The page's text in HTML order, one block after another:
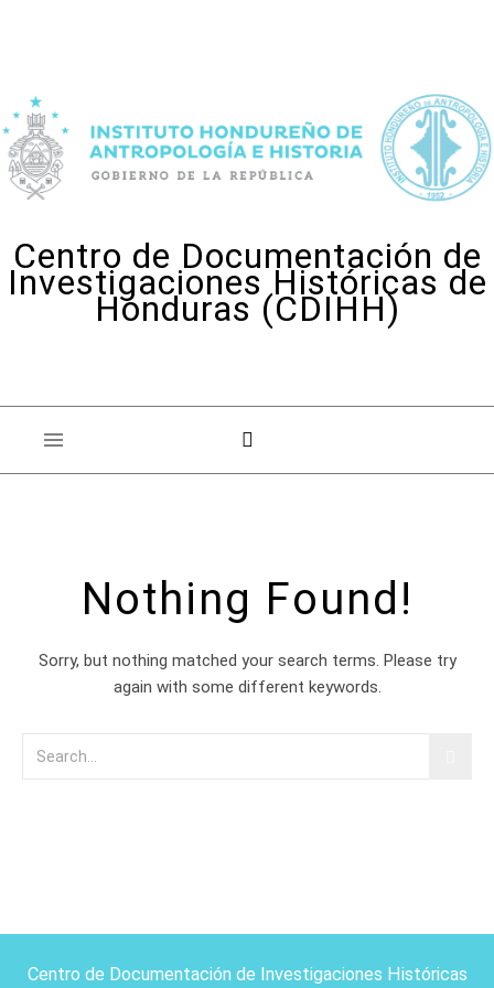
Centro de Documentación de
Investigaciones Históricas de
Honduras (CDIHH)
Nothing Found!
Sorry, but nothing matched your search terms. Please try
again with some different keywords.
Centro de Documentación de Investigaciones Históricas